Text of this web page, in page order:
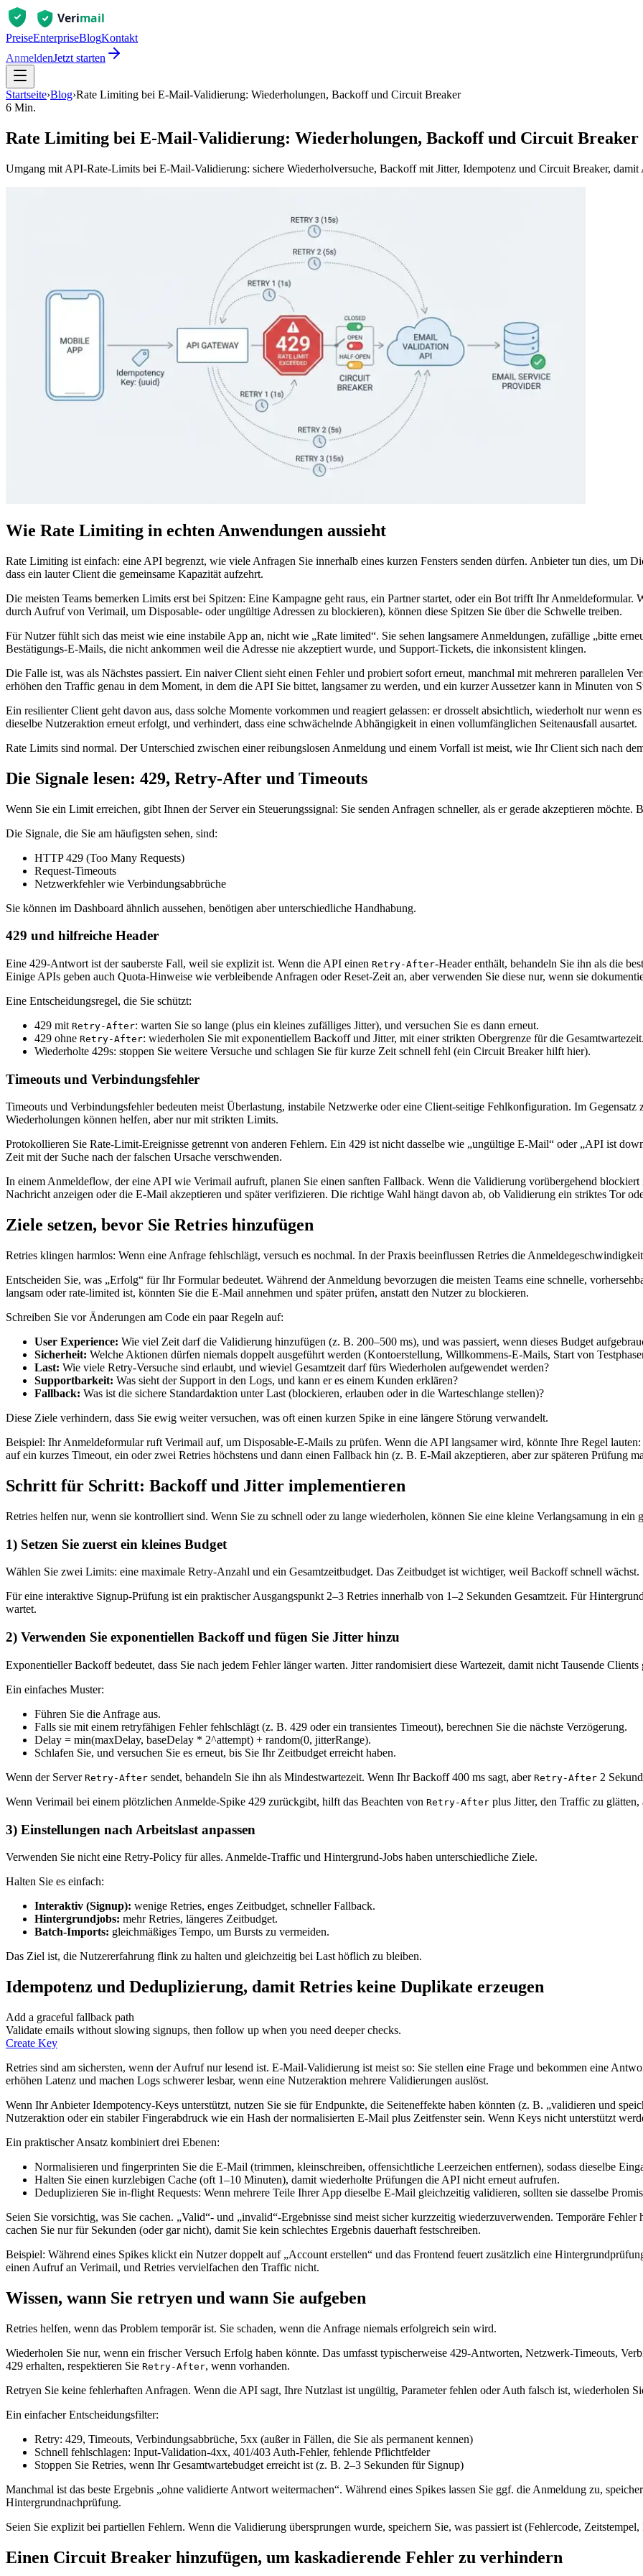
PreiseEnterpriseBlogKontakt
AnmeldenJetzt starten
Startseite›Blog›Rate Limiting bei E-Mail-Validierung: Wiederholungen, Backoff und Circuit Breaker
6 Min.
Rate Limiting bei E-Mail-Validierung: Wiederholungen, Backoff und Circuit Breaker
Umgang mit API-Rate-Limits bei E-Mail-Validierung: sichere Wiederholversuche, Backoff mit Jitter, Idempotenz und Circuit Breaker, damit
Wie Rate Limiting in echten Anwendungen aussieht
Rate Limiting ist einfach: eine API begrenzt, wie viele Anfragen Sie innerhalb eines kurzen Fensters senden dürfen. Anbieter tun dies, um
dass ein lauter Client die gemeinsame Kapazität aufzehrt.
Die meisten Teams bemerken Limits erst bei Spitzen: Eine Kampagne geht raus, ein Partner startet, oder ein Bot trifft Ihr
durch Aufruf von Verimail, um Disposable- oder ungültige Adressen zu blockieren), können diese Spitzen Sie über die Schwelle treiben.
Für Nutzer fühlt sich das meist wie eine instabile App an, nicht wie „Rate limited“. Sie sehen langsamere Anmeldungen, zufällige „bitte
Bestätigungs-E-Mails, die nicht ankommen weil die Adresse nie akzeptiert wurde, und Support-Tickets, die inkonsistent klingen.
Die Falle ist, was als Nächstes passiert. Ein naiver Client sieht einen Fehler und probiert sofort erneut, manchmal mit mehreren parallelen
erhöhen den Traffic genau in dem Moment, in dem die API Sie bittet, langsamer zu werden, und ein kurzer Aussetzer kann in Minuten von
Ein resilienter Client geht davon aus, dass solche Momente vorkommen und reagiert gelassen: er drosselt absichtlich, wiederholt nur wenn
dieselbe Nutzeraktion erneut erfolgt, und verhindert, dass eine schwächelnde Abhängigkeit in einen vollumfänglichen Seitenausfall ausartet.
Rate Limits sind normal. Der Unterschied zwischen einer reibungslosen Anmeldung und einem Vorfall ist meist, wie Ihr Client sich nach
Die Signale lesen: 429, Retry-After und Timeouts
Wenn Sie ein Limit erreichen, gibt Ihnen der Server ein Steuerungssignal: Sie senden Anfragen schneller, als er gerade akzeptieren möchte.
Die Signale, die Sie am häufigsten sehen, sind:
HTTP 429 (Too Many Requests)
Request-Timeouts
Netzwerkfehler wie Verbindungsabbrüche
Sie können im Dashboard ähnlich aussehen, benötigen aber unterschiedliche Handhabung.
429 und hilfreiche Header
Eine 429-Antwort ist der sauberste Fall, weil sie explizit ist. Wenn die API einen Retry-After-Header enthält, behandeln Sie ihn als die
Einige APIs geben auch Quota-Hinweise wie verbleibende Anfragen oder Reset-Zeit an, aber verwenden Sie diese nur, wenn sie
Eine Entscheidungsregel, die Sie schützt:
429 mit Retry-After: warten Sie so lange (plus ein kleines zufälliges Jitter), und versuchen Sie es dann erneut.
429 ohne Retry-After: wiederholen Sie mit exponentiellem Backoff und Jitter, mit einer strikten Obergrenze für die
Wiederholte 429s: stoppen Sie weitere Versuche und schlagen Sie für kurze Zeit schnell fehl (ein Circuit Breaker hilft hier).
Timeouts und Verbindungsfehler
Timeouts und Verbindungsfehler bedeuten meist Überlastung, instabile Netzwerke oder eine Client-seitige Fehlkonfiguration. Im
Wiederholungen können helfen, aber nur mit strikten Limits.
Protokollieren Sie Rate-Limit-Ereignisse getrennt von anderen Fehlern. Ein 429 ist nicht dasselbe wie „ungültige E-Mail“ oder „API ist
Zeit mit der Suche nach der falschen Ursache verschwenden.
In einem Anmeldeflow, der eine API wie Verimail aufruft, planen Sie einen sanften Fallback. Wenn die Validierung vorübergehend blockiert
Nachricht anzeigen oder die E-Mail akzeptieren und später verifizieren. Die richtige Wahl hängt davon ab, ob Validierung ein striktes Tor
Ziele setzen, bevor Sie Retries hinzufügen
Retries klingen harmlos: Wenn eine Anfrage fehlschlägt, versuch es nochmal. In der Praxis beeinflussen Retries die
Entscheiden Sie, was „Erfolg“ für Ihr Formular bedeutet. Während der Anmeldung bevorzugen die meisten Teams eine schnelle,
langsam oder rate-limited ist, könnten Sie die E-Mail annehmen und später prüfen, anstatt den Nutzer zu blockieren.
Schreiben Sie vor Änderungen am Code ein paar Regeln auf:
User Experience: Wie viel Zeit darf die Validierung hinzufügen (z. B. 200–500 ms), und was passiert, wenn dieses Budget
Sicherheit: Welche Aktionen dürfen niemals doppelt ausgeführt werden (Kontoerstellung, Willkommens-E-Mails, Start von
Last: Wie viele Retry-Versuche sind erlaubt, und wieviel Gesamtzeit darf fürs Wiederholen aufgewendet werden?
Supportbarkeit: Was sieht der Support in den Logs, und kann er es einem Kunden erklären?
Fallback: Was ist die sichere Standardaktion unter Last (blockieren, erlauben oder in die Warteschlange stellen)?
Diese Ziele verhindern, dass Sie ewig weiter versuchen, was oft einen kurzen Spike in eine längere Störung verwandelt.
Beispiel: Ihr Anmeldeformular ruft Verimail auf, um Disposable-E-Mails zu prüfen. Wenn die API langsamer wird, könnte Ihre Regel
auf ein kurzes Timeout, ein oder zwei Retries höchstens und dann einen Fallback hin (z. B. E-Mail akzeptieren, aber zur späteren Prüfung
Schritt für Schritt: Backoff und Jitter implementieren
Retries helfen nur, wenn sie kontrolliert sind. Wenn Sie zu schnell oder zu lange wiederholen, können Sie eine kleine Verlangsamung in ein
1) Setzen Sie zuerst ein kleines Budget
Wählen Sie zwei Limits: eine maximale Retry-Anzahl und ein Gesamtzeitbudget. Das Zeitbudget ist wichtiger, weil Backoff schnell wächst.
Für eine interaktive Signup-Prüfung ist ein praktischer Ausgangspunkt 2–3 Retries innerhalb von 1–2 Sekunden Gesamtzeit. Für
wartet.
2) Verwenden Sie exponentiellen Backoff und fügen Sie Jitter hinzu
Exponentieller Backoff bedeutet, dass Sie nach jedem Fehler länger warten. Jitter randomisiert diese Wartezeit, damit nicht Tausende
Ein einfaches Muster:
Führen Sie die Anfrage aus.
Falls sie mit einem retryfähigen Fehler fehlschlägt (z. B. 429 oder ein transientes Timeout), berechnen Sie die nächste Verzögerung.
Delay = min(maxDelay, baseDelay * 2^attempt) + random(0, jitterRange).
Schlafen Sie, und versuchen Sie es erneut, bis Sie Ihr Zeitbudget erreicht haben.
Wenn der Server Retry-After sendet, behandeln Sie ihn als Mindestwartezeit. Wenn Ihr Backoff 400 ms sagt, aber Retry-After 2
Wenn Verimail bei einem plötzlichen Anmelde-Spike 429 zurückgibt, hilft das Beachten von Retry-After plus Jitter, den Traffic zu
3) Einstellungen nach Arbeitslast anpassen
Verwenden Sie nicht eine Retry-Policy für alles. Anmelde-Traffic und Hintergrund-Jobs haben unterschiedliche Ziele.
Halten Sie es einfach:
Interaktiv (Signup): wenige Retries, enges Zeitbudget, schneller Fallback.
Hintergrundjobs: mehr Retries, längeres Zeitbudget.
Batch-Imports: gleichmäßiges Tempo, um Bursts zu vermeiden.
Das Ziel ist, die Nutzererfahrung flink zu halten und gleichzeitig bei Last höflich zu bleiben.
Idempotenz und Deduplizierung, damit Retries keine Duplikate erzeugen
Add a graceful fallback path
Validate emails without slowing signups, then follow up when you need deeper checks.
Create Key
Retries sind am sichersten, wenn der Aufruf nur lesend ist. E-Mail-Validierung ist meist so: Sie stellen eine Frage und bekommen eine
erhöhen Latenz und machen Logs schwerer lesbar, wenn eine Nutzeraktion mehrere Validierungen auslöst.
Wenn Ihr Anbieter Idempotency-Keys unterstützt, nutzen Sie sie für Endpunkte, die Seiteneffekte haben könnten (z. B. „validieren und
Nutzeraktion oder ein stabiler Fingerabdruck wie ein Hash der normalisierten E-Mail plus Zeitfenster sein. Wenn Keys nicht unterstützt
Ein praktischer Ansatz kombiniert drei Ebenen:
Normalisieren und fingerprinten Sie die E-Mail (trimmen, kleinschreiben, offensichtliche Leerzeichen entfernen), sodass dieselbe
Halten Sie einen kurzlebigen Cache (oft 1–10 Minuten), damit wiederholte Prüfungen die API nicht erneut aufrufen.
Deduplizieren Sie in-flight Requests: Wenn mehrere Teile Ihrer App dieselbe E-Mail gleichzeitig validieren, sollten sie dasselbe
Seien Sie vorsichtig, was Sie cachen. „Valid“- und „invalid“-Ergebnisse sind meist sicher kurzzeitig wiederzuverwenden. Temporäre
cachen Sie nur für Sekunden (oder gar nicht), damit Sie kein schlechtes Ergebnis dauerhaft festschreiben.
Beispiel: Während eines Spikes klickt ein Nutzer doppelt auf „Account erstellen“ und das Frontend feuert zusätzlich eine
einen Aufruf an Verimail, und Retries vervielfachen den Traffic nicht.
Wissen, wann Sie retryen und wann Sie aufgeben
Retries helfen, wenn das Problem temporär ist. Sie schaden, wenn die Anfrage niemals erfolgreich sein wird.
Wiederholen Sie nur, wenn ein frischer Versuch Erfolg haben könnte. Das umfasst typischerweise 429-Antworten, Netzwerk-Timeouts,
429 erhalten, respektieren Sie Retry-After, wenn vorhanden.
Retryen Sie keine fehlerhaften Anfragen. Wenn die API sagt, Ihre Nutzlast ist ungültig, Parameter fehlen oder Auth falsch ist, wiederholen
Ein einfacher Entscheidungsfilter:
Retry: 429, Timeouts, Verbindungsabbrüche, 5xx (außer in Fällen, die Sie als permanent kennen)
Schnell fehlschlagen: Input-Validation-4xx, 401/403 Auth-Fehler, fehlende Pflichtfelder
Stoppen Sie Retries, wenn Ihr Gesamtwartebudget erreicht ist (z. B. 2–3 Sekunden für Signup)
Manchmal ist das beste Ergebnis „ohne validierte Antwort weitermachen“. Während eines Spikes lassen Sie ggf. die Anmeldung zu,
Hintergrundnachprüfung.
Seien Sie explizit bei partiellen Fehlern. Wenn die Validierung übersprungen wurde, speichern Sie, was passiert ist (Fehlercode,
Einen Circuit Breaker hinzufügen, um kaskadierende Fehler zu verhindern